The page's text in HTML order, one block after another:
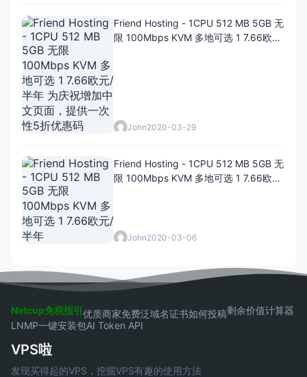
Friend Hosting - 1CPU 512 MB 5GB 无
限 100Mbps KVM 多地可选 1 7.66欧
John2020-03-29
Friend Hosting - 1CPU 512 MB 5GB 无
限 100Mbps KVM 多地可选 1 7.66欧
John2020-03-06
Netcup免税指引优质商家免费泛域名证书如何投稿剩余价值计算器
LNMP一键安装包AI Token API
VPS啦
发现买得起的VPS，挖掘VPS有趣的使用方法